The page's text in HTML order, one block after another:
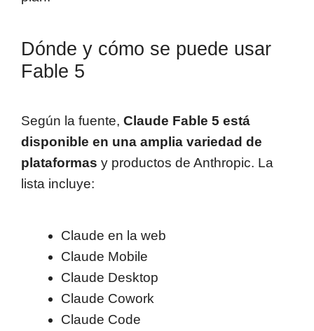
Dónde y cómo se puede usar
Fable 5
Según la fuente, Claude Fable 5 está
disponible en una amplia variedad de
plataformas y productos de Anthropic. La
lista incluye:
Claude en la web
Claude Mobile
Claude Desktop
Claude Cowork
Claude Code